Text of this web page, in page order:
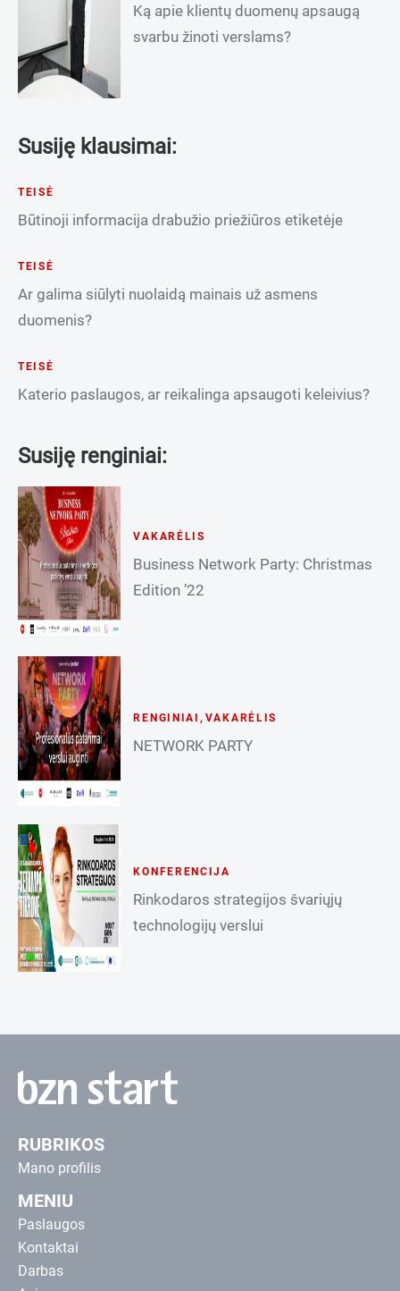
Ką apie klientų duomenų apsaugą
svarbu žinoti verslams?
Susiję klausimai:
TEISĖ
Būtinoji informacija drabužio priežiūros etiketėje
TEISĖ
Ar galima siūlyti nuolaidą mainais už asmens
duomenis?
TEISĖ
Katerio paslaugos, ar reikalinga apsaugoti keleivius?
Susiję renginiai:
VAKARĖLIS
Business Network Party: Christmas
Edition ’22
RENGINIAI , VAKARĖLIS
NETWORK PARTY
KONFERENCIJA
Rinkodaros strategijos švariųjų
technologijų verslui
RUBRIKOS
Mano profilis
MENIU
Paslaugos
Kontaktai
Darbas